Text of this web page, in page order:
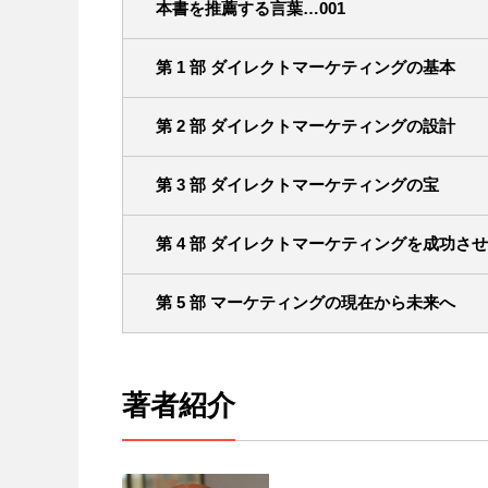
本書を推薦する言葉…001
第 1 部 ダイレクトマーケティングの基本
第 2 部 ダイレクトマーケティングの設計
第 3 部 ダイレクトマーケティングの宝
第 4 部 ダイレクトマーケティングを成功さ
第 5 部 マーケティングの現在から未来へ
著者紹介